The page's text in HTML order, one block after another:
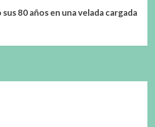
80 años en una velada cargada